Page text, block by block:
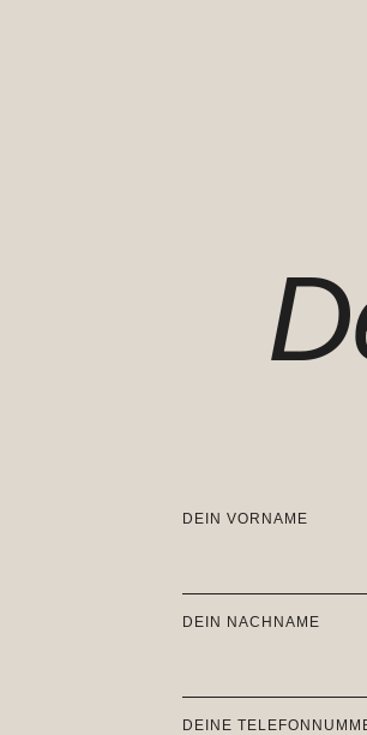
DEIN VORNAME
DEIN NACHNAME
DEINE